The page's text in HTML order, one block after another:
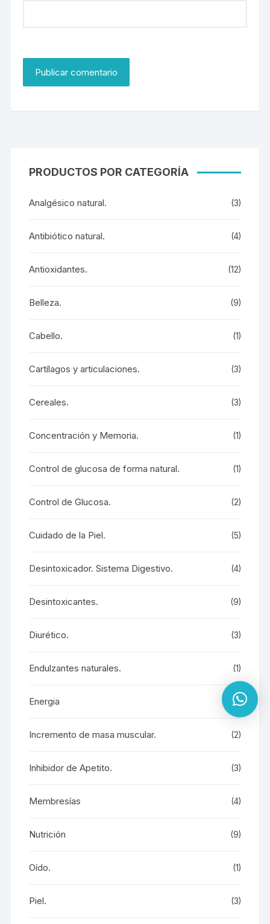
PRODUCTOS POR CATEGORÍA
Analgésico natural. (3)
Antibiótico natural. (4)
Antioxidantes. (12)
Belleza. (9)
Cabello. (1)
Cartílagos y articulaciones. (3)
Cereales. (3)
Concentración y Memoria. (1)
Control de glucosa de forma natural. (1)
Control de Glucosa. (2)
Cuidado de la Piel. (5)
Desintoxicador. Sistema Digestivo. (4)
Desintoxicantes. (9)
Diurético. (3)
Endulzantes naturales. (1)
Energia (7)
Incremento de masa muscular. (2)
Inhibidor de Apetito. (3)
Membresías (4)
Nutrición (9)
Oído. (1)
Piel. (3)